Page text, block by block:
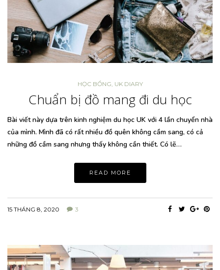
HỌC BỔNG UK DIARY
Chuẩn bị đồ mang đi du học
Bài viết này dựa trên kinh nghiệm du học UK với 4 lần chuyển nhà
của mình. Mình đã có rất nhiều đồ quên không cầm sang, có cả
những đồ cầm sang nhưng thấy không cần thiết. Có lẽ…
READ MORE
15 THÁNG 8, 2020 3